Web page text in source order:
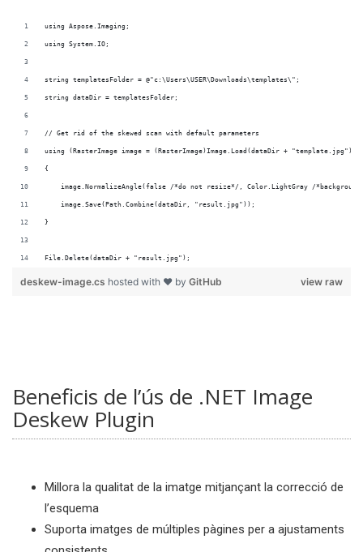
File.Delete(dataDir + "result.jpg");
view raw
deskew-image.cs hosted with ❤ by GitHub
Beneficis de l’ús de .NET Image
Deskew Plugin
Millora la qualitat de la imatge mitjançant la correcció de
l’esquema
Suporta imatges de múltiples pàgines per a ajustaments